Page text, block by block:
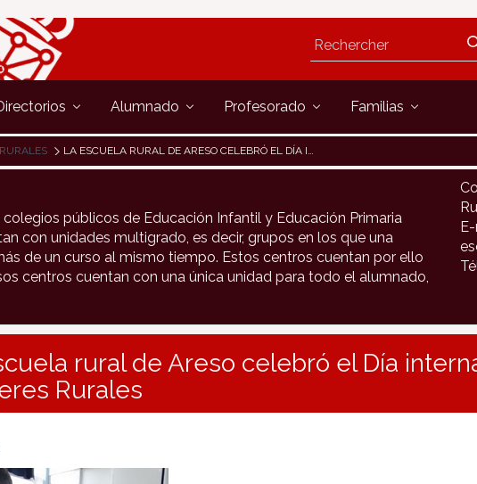
Alumnado Profesorado Familias
LA ESCUELA RURAL DE ARESO CELEBRÓ EL DÍA INTERNACIONAL DE LAS MUJERES RURALES
públicos de Educación Infantil y Educación Primaria
con unidades multigrado, es decir, grupos en los que una
de un curso al mismo tiempo. Estos centros cuentan por ello
centros cuentan con una única unidad para todo el alumnado,
rural de Areso celebró el Día
Rurales